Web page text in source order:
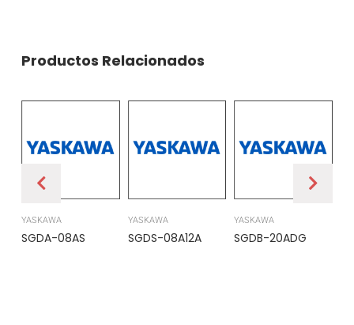
Productos Relacionados
YASKAWA
SGDA-08AS
YASKAWA
SGDS-08A12A
YASKAWA
SGDB-20ADG